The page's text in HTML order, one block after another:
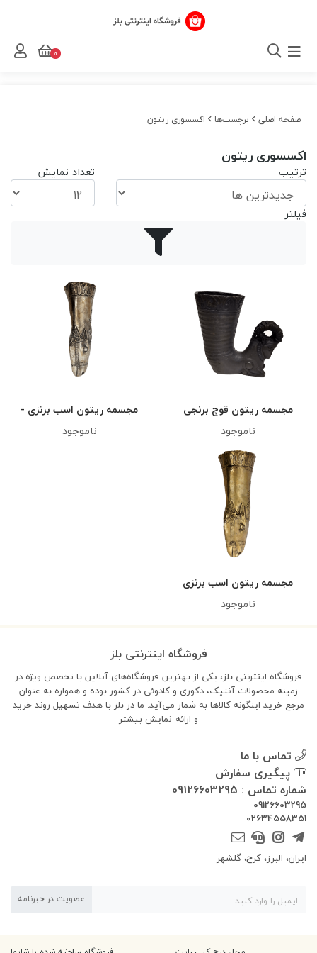
صفحه اصلی برچسب‌ها اکسسوری ریتون
اکسسوری ریتون
ترتیب تعداد نمایش
فیلتر
مجسمه ریتون قوچ برنجی
ناموجود
مجسمه ریتون اسب برنزی -
کد ۲
ناموجود
مجسمه ریتون اسب برنزی
ناموجود
فروشگاه اینترنتی بلز
فروشگاه اینترنتی بلز، یکی از بهترین فروشگاه‌های آنلاین با تخصص ویژه در
زمینه محصولات آنتیک، دکوری و کادوئی در کشور بوده و همواره به عنوان
مرجع خرید اینگونه کالاها به شمار می‌آید. ما در بلز با هدف تسهیل روند خرید
و ارائه نمایش بیشتر
تماس با ما
پیگیری سفارش
شماره تماس : 09126603295
09126603295
02634558351
ایران، البرز، کرج، گلشهر
عضویت در خبرنامه
0